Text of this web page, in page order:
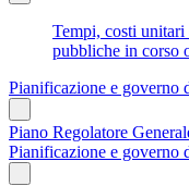
Tempi, costi
pubbliche in corso
Pianificazione e governo
Piano Regolatore
Pianificazione e governo